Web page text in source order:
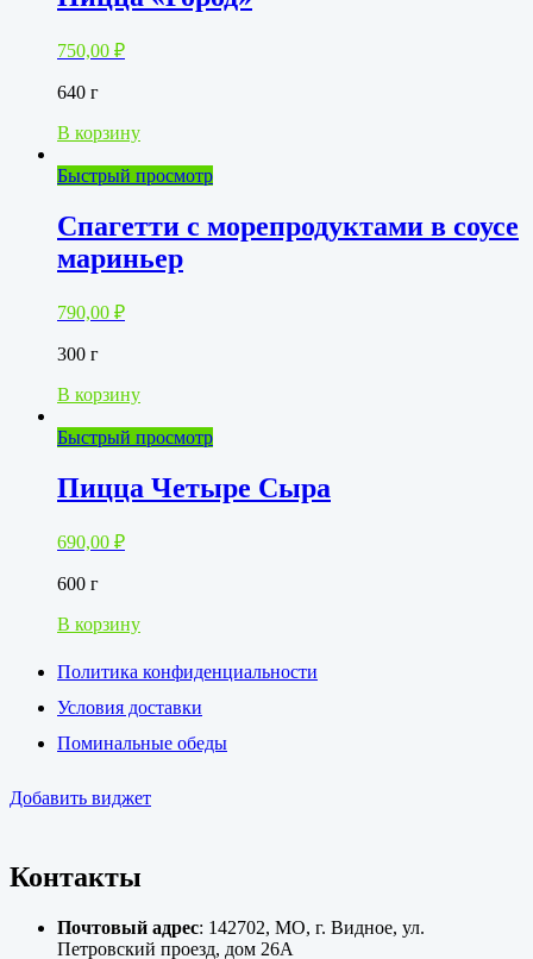
750,00 ₽
640 г
В корзину
Быстрый просмотр
Спагетти с морепродуктами в соусе
мариньер
790,00 ₽
300 г
В корзину
Быстрый просмотр
Пицца Четыре Сыра
690,00 ₽
600 г
В корзину
Политика конфиденциальности
Условия доставки
Поминальные обеды
Добавить виджет
Контакты
Почтовый адрес: 142702, МО, г. Видное, ул.
Петровский проезд, дом 26А